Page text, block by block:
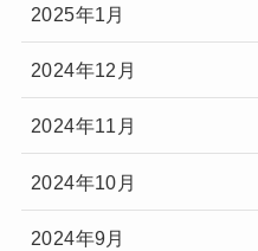
2025年1月
2024年12月
2024年11月
2024年10月
2024年9月